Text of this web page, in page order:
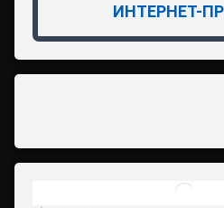
ИНТЕРНЕТ-